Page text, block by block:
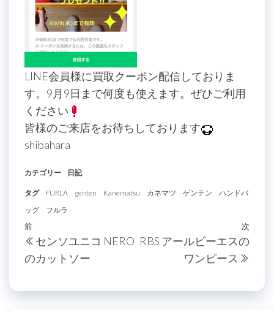
LINE会員様に買取クーポン配信しておりま
す。9月9日まで何度も使えます。ぜひご利用
ください
皆様のご来店をお待ちしております
shibahara
カテゴリー 日記
タグ FURLA genten Kanematsu カネマツ ゲンテン
ハンドバ
ッグ
フルラ
投
稿
ナ
ビ
過
去
の
前
センソユニコ NERO
のカットソー
次
の
次
RBS アールビーエスの
ワンピース